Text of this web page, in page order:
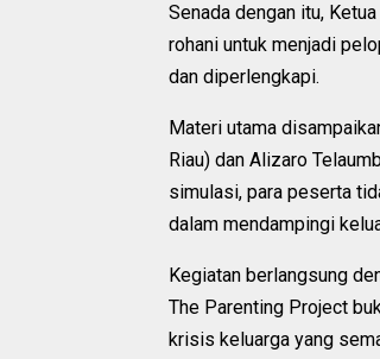
Senada dengan itu,
rohani untuk menjadi
dan diperlengkapi.
Materi utama
Riau) dan Alizaro
simulasi, para peserta
dalam mendampingi
Kegiatan berlangsung
The Parenting Project
krisis keluarga yang